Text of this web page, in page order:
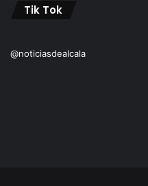
Tik Tok
@noticiasdealcala